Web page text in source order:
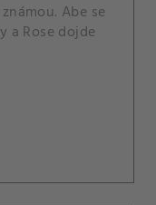
Abe se
a Rose dojde